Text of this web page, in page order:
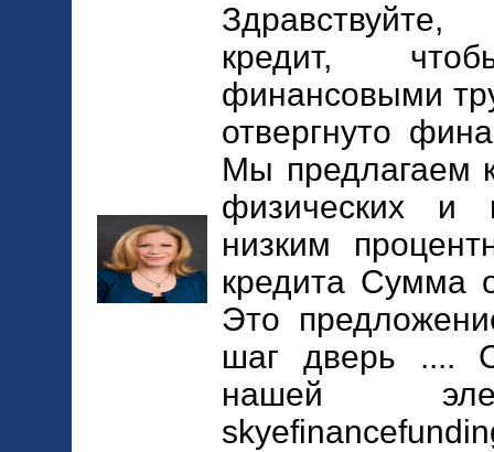
кредит,
финансовыми
отвергнуто
Мы предлагаем
физических и
низким
кредита Сумма
Это
шаг дверь ....
нашей